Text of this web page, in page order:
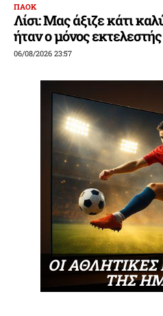
ΠΑΟΚ
Λίσι: Μας άξιζε κάτι
ήταν ο μόνος
06/08/2026 23:57
ΟΙ
ΤΗΣ